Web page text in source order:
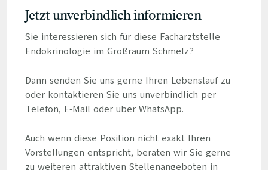
Jetzt unverbindlich informieren
Sie interessieren sich für diese Facharztstelle
Endokrinologie im Großraum Schmelz?
Dann senden Sie uns gerne Ihren Lebenslauf zu
oder kontaktieren Sie uns unverbindlich per
Telefon, E-Mail oder über WhatsApp.
Auch wenn diese Position nicht exakt Ihren
Vorstellungen entspricht, beraten wir Sie gerne
zu weiteren attraktiven Stellenangeboten in